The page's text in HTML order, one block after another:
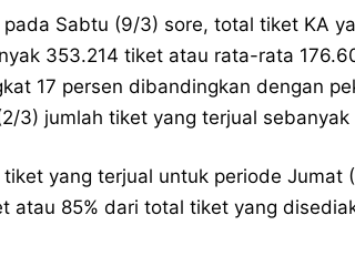
Sabtu (9/3) sore, total tiket KA
353.214 tiket atau rata-rata
17 persen dibandingkan dengan
3) jumlah tiket yang terjual sebanyak
yang terjual untuk periode Jumat
atau 85% dari total tiket yang